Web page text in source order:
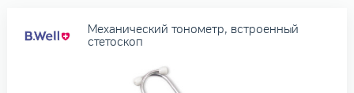
Механический тонометр, встроенный
стетоскоп